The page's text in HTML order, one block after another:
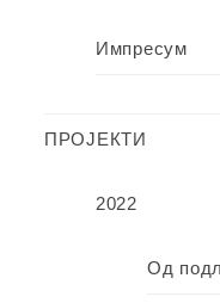
Импресум
ПРОЈЕКТИ
2022
Од